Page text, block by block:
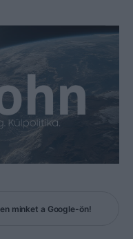
minket a Google-ön!